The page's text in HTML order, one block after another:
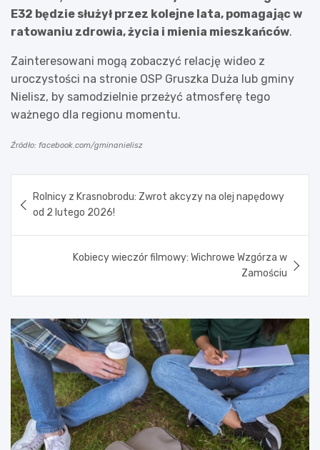
E32 będzie służył przez kolejne lata, pomagając w
ratowaniu zdrowia, życia i mienia mieszkańców.
Zainteresowani mogą zobaczyć relację wideo z
uroczystości na stronie OSP Gruszka Duża lub gminy
Nielisz, by samodzielnie przeżyć atmosferę tego
ważnego dla regionu momentu.
Źródło: facebook.com/gminanielisz
wpisu
Rolnicy z Krasnobrodu: Zwrot akcyzy na olej napędowy
od 2 lutego 2026!
Kobiecy wieczór filmowy: Wichrowe Wzgórza w
Zamościu